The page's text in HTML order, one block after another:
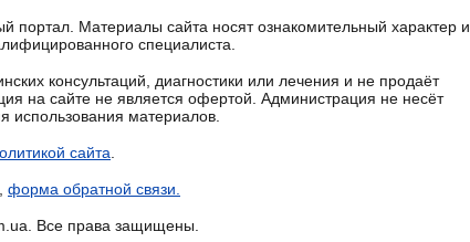
Материалы сайта носят ознакомительный характер и
специалиста.
консультаций, диагностики или лечения и не продаёт
на сайте не является офертой. Администрация не несёт
использования материалов.
сайта
форма обратной связи.
Все права защищены.